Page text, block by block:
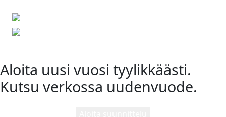
Aloita uusi vuosi tyylikkäästi.
Kutsu verkossa uudenvuode.